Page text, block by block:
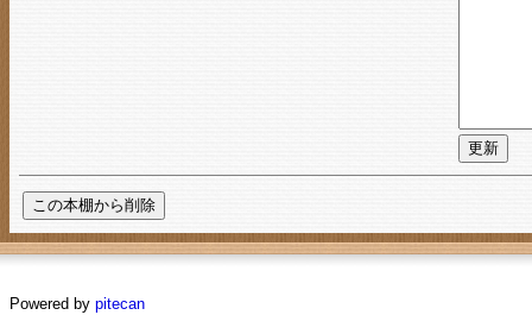
Powered by pitecan